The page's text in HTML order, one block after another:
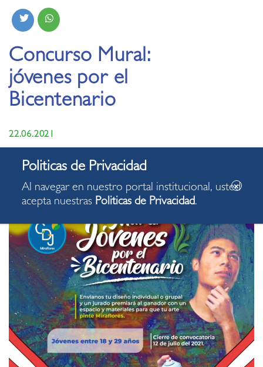
Concurso Mural:
jóvenes por el
Bicentenario
22.06.2021
Al navegar en nuestro portal institucional, usted
acepta nuestras Politicas de Privacidad.